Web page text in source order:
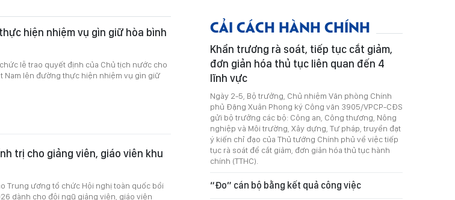
hiện nhiệm vụ gìn giữ hòa bình
lễ trao quyết định của Chủ tịch nước cho
Nam lên đường thực hiện nhiệm vụ gìn giữ
trị cho giảng viên, giáo viên khu
Trung ương tổ chức Hội nghị toàn quốc bồi
dành cho đội ngũ giảng viên, giáo viên
CẢI CÁCH HÀNH CHÍNH
Khẩn trương rà soát, tiếp tục cắt giảm,
đơn giản hóa thủ tục liên quan đến 4
lĩnh vực
Ngày 2-5, Bộ trưởng, Chủ nhiệm Văn phòng Chính
phủ Đặng Xuân Phong ký Công văn 3905/VPCP-CĐS
gửi bộ trưởng các bộ: Công an, Công thương, Nông
nghiệp và Môi trường, Xây dựng, Tư pháp, truyền đạt
ý kiến chỉ đạo của Thủ tướng Chính phủ về việc tiếp
tục rà soát để cắt giảm, đơn giản hóa thủ tục hành
chính (TTHC).
“Đo” cán bộ bằng kết quả công việc